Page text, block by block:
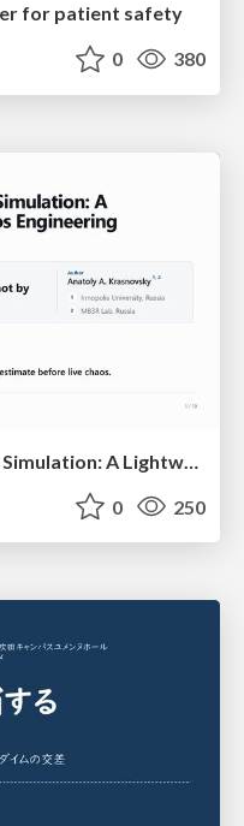
for patient safety
0 380
0 250